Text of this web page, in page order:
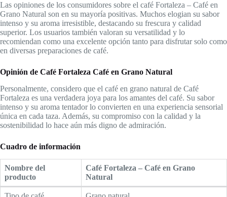
Las opiniones de los consumidores sobre el café Fortaleza – Café en
Grano Natural son en su mayoría positivas. Muchos elogian su sabor
intenso y su aroma irresistible, destacando su frescura y calidad
superior. Los usuarios también valoran su versatilidad y lo
recomiendan como una excelente opción tanto para disfrutar solo como
en diversas preparaciones de café.
Opinión de Café Fortaleza Café en Grano Natural
Personalmente, considero que el café en grano natural de Café
Fortaleza es una verdadera joya para los amantes del café. Su sabor
intenso y su aroma tentador lo convierten en una experiencia sensorial
única en cada taza. Además, su compromiso con la calidad y la
sostenibilidad lo hace aún más digno de admiración.
Cuadro de información
Nombre del
producto
Café Fortaleza – Café en Grano
Natural